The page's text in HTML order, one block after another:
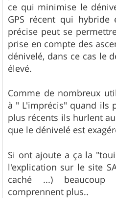
ce qui minimise le
GPS récent qui
précise peut se
prise en compte des
dénivelé, dans ce cas le
élevé.
Comme de nombreux
à " L'imprécis" quand ils
plus récents ils hurlent
que le dénivelé est
Si ont ajoute a ça la
l'explication sur le site
caché ...)
comprennent plus..